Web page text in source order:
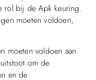
rol bij de Apk keuring.
moeten voldoen,
moeten voldoen aan
om de
en de